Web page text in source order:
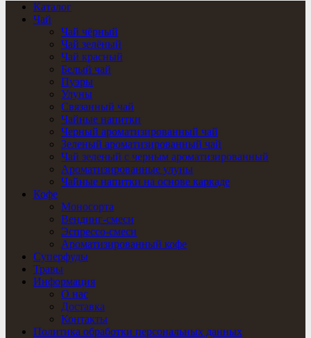
Каталог
Чай
Чай чёрный
Чай зелёный
Чай красный
Белый чай
Пуэры
Улуны
Связанный чай
Чайные напитки
Черный ароматизированный чай
Зеленый ароматизированный чай
Чай зеленый с черным ароматизированный
Ароматизированные улуны
Чайные напитки на основе каркаде
Кофе
Моносорта
Вендинг-смеси
Эспрессо-смеси
Ароматизированный кофе
Суперфуды
Травы
Информация
О нас
Доставка
Контакты
Политика обработки персональных данных